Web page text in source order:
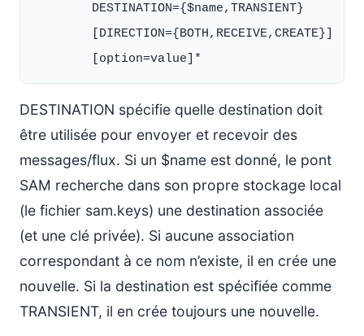
        DESTINATION={$name,TRANSIENT}
        [DIRECTION={BOTH,RECEIVE,CREATE}]
DESTINATION spécifie quelle destination doit
être utilisée pour envoyer et recevoir des
messages/flux. Si un $name est donné, le pont
SAM recherche dans son propre stockage local
(le fichier sam.keys) une destination associée
(et une clé privée). Si aucune association
correspondant à ce nom n’existe, il en crée une
nouvelle. Si la destination est spécifiée comme
TRANSIENT, il en crée toujours une nouvelle.